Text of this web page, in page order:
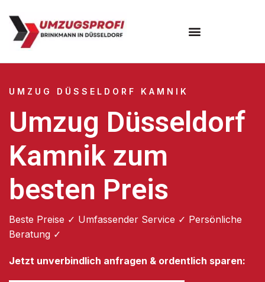
UMZUG DÜSSELDORF KAMNIK
Umzug Düsseldorf
Kamnik zum
besten Preis
Beste Preise ✓ Umfassender Service ✓ Persönliche
Beratung ✓
Jetzt unverbindlich anfragen & ordentlich sparen: